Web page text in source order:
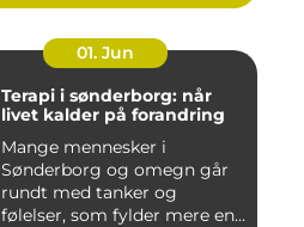
01. Jun
Terapi i sønderborg: når
livet kalder på forandring
Mange mennesker i
Sønderborg og omegn går
rundt med tanker og
følelser, som fylder mere end